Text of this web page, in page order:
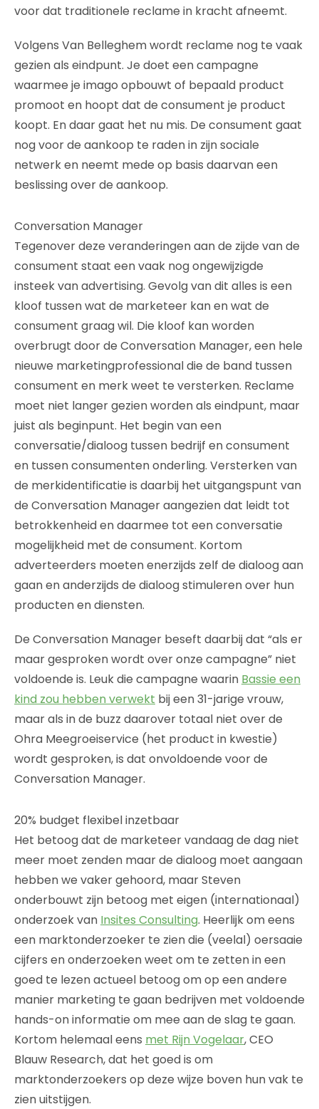
voor dat traditionele reclame in kracht afneemt.
Volgens Van Belleghem wordt reclame nog te vaak
gezien als eindpunt. Je doet een campagne
waarmee je imago opbouwt of bepaald product
promoot en hoopt dat de consument je product
koopt. En daar gaat het nu mis. De consument gaat
nog voor de aankoop te raden in zijn sociale
netwerk en neemt mede op basis daarvan een
beslissing over de aankoop.
Conversation Manager
Tegenover deze veranderingen aan de zijde van de
consument staat een vaak nog ongewijzigde
insteek van advertising. Gevolg van dit alles is een
kloof tussen wat de marketeer kan en wat de
consument graag wil. Die kloof kan worden
overbrugt door de Conversation Manager, een hele
nieuwe marketingprofessional die de band tussen
consument en merk weet te versterken. Reclame
moet niet langer gezien worden als eindpunt, maar
juist als beginpunt. Het begin van een
conversatie/dialoog tussen bedrijf en consument
en tussen consumenten onderling. Versterken van
de merkidentificatie is daarbij het uitgangspunt van
de Conversation Manager aangezien dat leidt tot
betrokkenheid en daarmee tot een conversatie
mogelijkheid met de consument. Kortom
adverteerders moeten enerzijds zelf de dialoog aan
gaan en anderzijds de dialoog stimuleren over hun
producten en diensten.
De Conversation Manager beseft daarbij dat “als er
maar gesproken wordt over onze campagne” niet
voldoende is. Leuk die campagne waarin Bassie een
kind zou hebben verwekt bij een 31-jarige vrouw,
maar als in de buzz daarover totaal niet over de
Ohra Meegroeiservice (het product in kwestie)
wordt gesproken, is dat onvoldoende voor de
Conversation Manager.
20% budget flexibel inzetbaar
Het betoog dat de marketeer vandaag de dag niet
meer moet zenden maar de dialoog moet aangaan
hebben we vaker gehoord, maar Steven
onderbouwt zijn betoog met eigen (internationaal)
onderzoek van Insites Consulting. Heerlijk om eens
een marktonderzoeker te zien die (veelal) oersaaie
cijfers en onderzoeken weet om te zetten in een
goed te lezen actueel betoog om op een andere
manier marketing te gaan bedrijven met voldoende
hands-on informatie om mee aan de slag te gaan.
Kortom helemaal eens met Rijn Vogelaar, CEO
Blauw Research, dat het goed is om
marktonderzoekers op deze wijze boven hun vak te
zien uitstijgen.